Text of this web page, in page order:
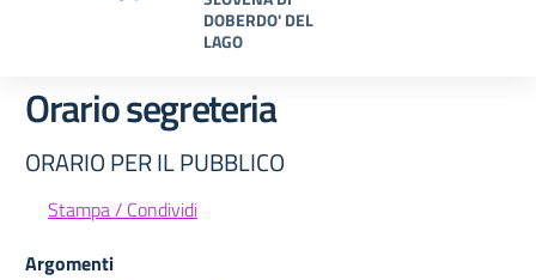
DOBERDO' DEL
LAGO
Orario segreteria
ORARIO PER IL PUBBLICO
Stampa / Condividi
Argomenti